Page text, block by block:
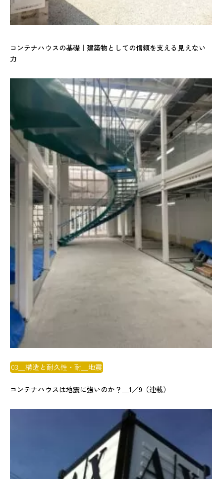
コンテナハウスの基礎｜建築物としての信頼を支える見えない
力
03＿構造と耐久性・耐＿地震
コンテナハウスは地震に強いのか？＿1／9（連載）